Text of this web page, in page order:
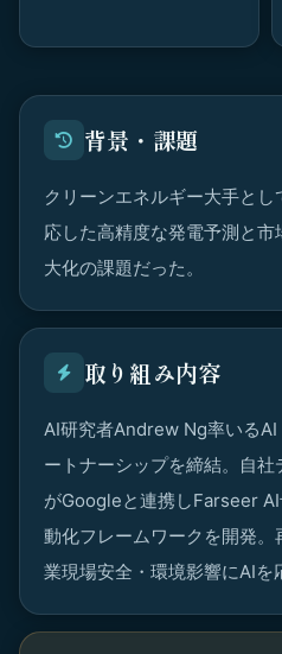
背景・課題
クリーンエネルギー大手と
応した高精度な発電予測と
大化の課題だった。
取り組み内容
AI研究者Andrew Ng率いる
ートナーシップを締結。自社
がGoogleと連携しFarseer
動化フレームワークを開発
業現場安全・環境影響にAIを